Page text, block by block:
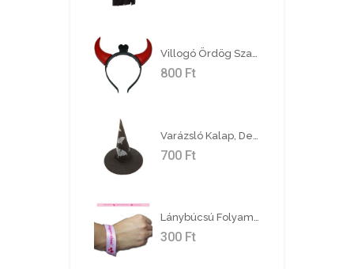
Villogó Ördög Szarv
800 Ft
700 Ft
Lánybúcsú Folyamatban! Rózsaszín Karszalag
300 Ft